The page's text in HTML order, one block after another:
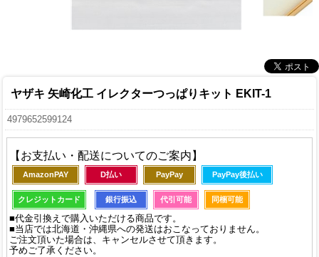
ヤザキ 矢崎化工 イレクターつっぱりキット EKIT-1
4979652599124
【お支払い・配送についてのご案内】
AmazonPAY D払い PayPay PayPay後払い
クレジットカード 銀行振込 代引可能 同梱可能
■代金引換えで購入いただける商品です。
■当店では北海道・沖縄県への発送はおこなっておりません。
ご注文頂いた場合は、キャンセルさせて頂きます。
予めご了承ください。